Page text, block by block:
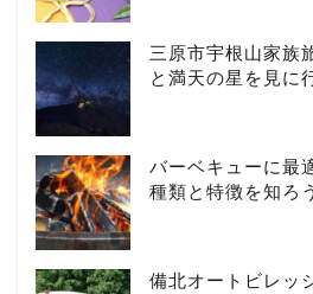
三原市宇根山家族
と満天の星を見に
バーベキューに最
種類と特徴を知ろう
備北オートビレッ